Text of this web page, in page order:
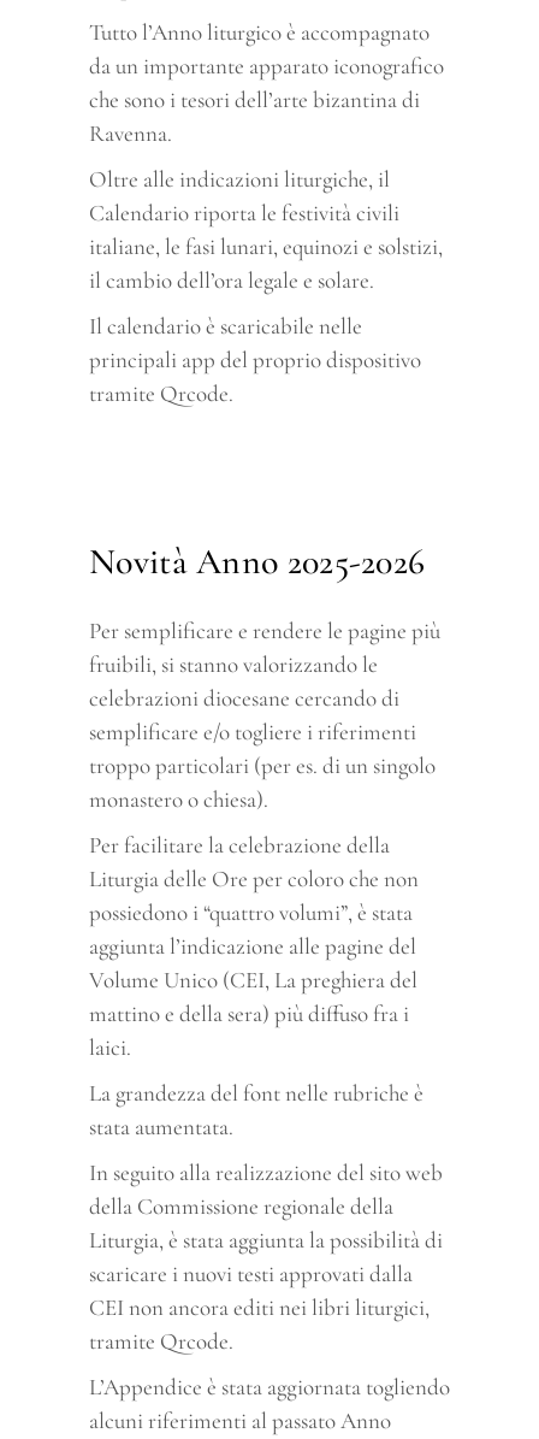
Tutto l’Anno liturgico è accompagnato
da un importante apparato iconografico
che sono i tesori dell’arte bizantina di
Ravenna.
Oltre alle indicazioni liturgiche, il
Calendario riporta le festività civili
italiane, le fasi lunari, equinozi e solstizi,
il cambio dell’ora legale e solare.
Il calendario è scaricabile nelle
principali app del proprio dispositivo
tramite Qrcode.
Novità Anno 2025-2026
Per semplificare e rendere le pagine più
fruibili, si stanno valorizzando le
celebrazioni diocesane cercando di
semplificare e/o togliere i riferimenti
troppo particolari (per es. di un singolo
monastero o chiesa).
Per facilitare la celebrazione della
Liturgia delle Ore per coloro che non
possiedono i “quattro volumi”, è stata
aggiunta l’indicazione alle pagine del
Volume Unico (CEI, La preghiera del
mattino e della sera) più diffuso fra i
laici.
La grandezza del font nelle rubriche è
stata aumentata.
In seguito alla realizzazione del sito web
della Commissione regionale della
Liturgia, è stata aggiunta la possibilità di
scaricare i nuovi testi approvati dalla
CEI non ancora editi nei libri liturgici,
tramite Qrcode.
L’Appendice è stata aggiornata togliendo
alcuni riferimenti al passato Anno